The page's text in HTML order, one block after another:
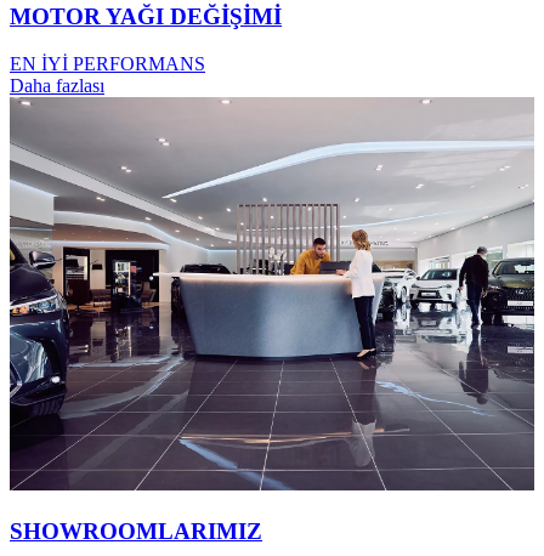
MOTOR YAĞI DEĞİŞİMİ
EN İYİ PERFORMANS
Daha fazlası
SHOWROOMLARIMIZ